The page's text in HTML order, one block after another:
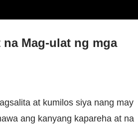
Mag-ulat ng mga
at kumilos siya nang may
ang kanyang kapareha at na